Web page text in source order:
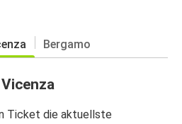
Bergamo
Ticket die aktuellste